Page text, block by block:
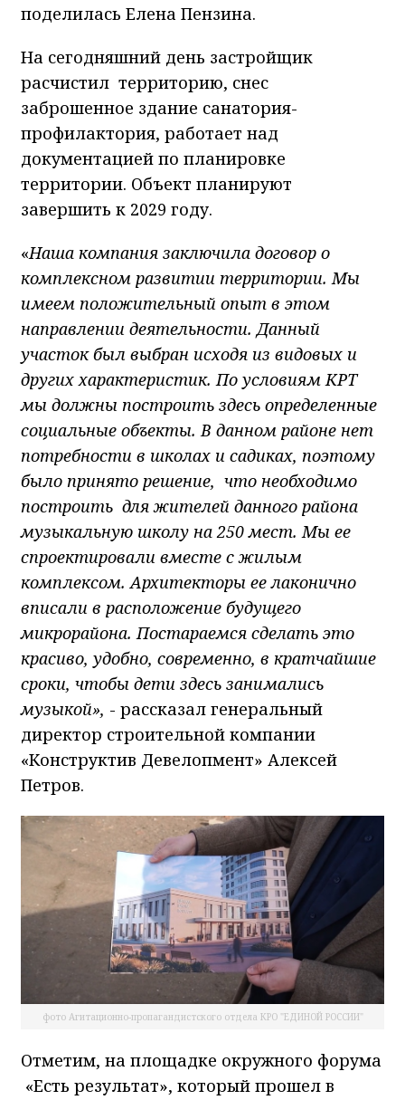
поделилась Елена Пензина.
На сегодняшний день застройщик
расчистил территорию, снес
заброшенное здание санатория-
профилактория, работает над
документацией по планировке
территории. Объект планируют
завершить к 2029 году.
«Наша компания заключила договор о
комплексном развитии территории. Мы
имеем положительный опыт в этом
направлении деятельности. Данный
участок был выбран исходя из видовых и
других характеристик. По условиям КРТ
мы должны построить здесь определенные
социальные объекты. В данном районе нет
потребности в школах и садиках, поэтому
было принято решение, что необходимо
построить для жителей данного района
музыкальную школу на 250 мест. Мы ее
спроектировали вместе с жилым
комплексом. Архитекторы ее лаконично
вписали в расположение будущего
микрорайона. Постараемся сделать это
красиво, удобно, современно, в кратчайшие
сроки, чтобы дети здесь занимались
музыкой», - рассказал генеральный
директор строительной компании
«Конструктив Девелопмент» Алексей
Петров.
фото Агитационно-пропагандистского отдела КРО "ЕДИНОЙ РОССИИ"
Отметим, на площадке окружного форума
«Есть результат», который прошел в